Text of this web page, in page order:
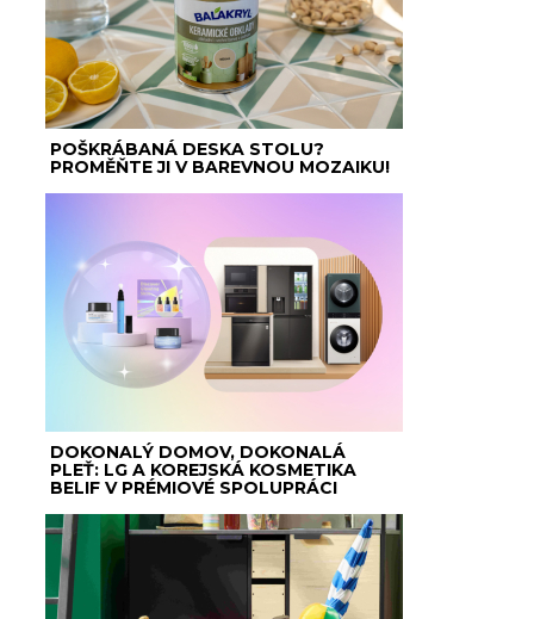
POŠKRÁBANÁ DESKA STOLU?
PROMĚŇTE JI V BAREVNOU MOZAIKU!
DOKONALÝ DOMOV, DOKONALÁ
PLEŤ: LG A KOREJSKÁ KOSMETIKA
BELIF V PRÉMIOVÉ SPOLUPRÁCI